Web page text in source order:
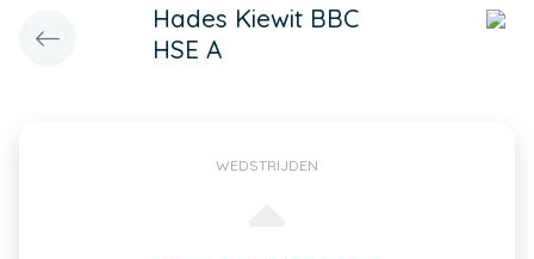
Hades Kiewit BBC
HSE A
WEDSTRIJDEN